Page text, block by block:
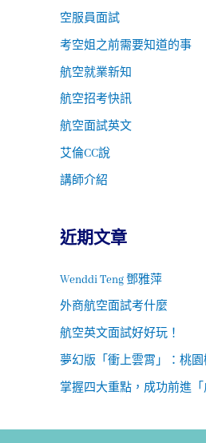
空服員面試
考空姐之前需要知道的事
航空就業新知
航空招考快訊
航空面試英文
艾倫CC說
講師介紹
近期文章
Wenddi Teng 鄧雅萍
外商航空面試考什麼
航空英文面試好好玩！
夢幻版「衝上雲霄」：桃
掌握四大重點，成功前進「